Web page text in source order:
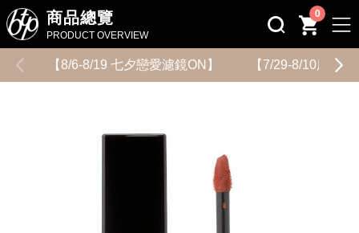
商品總覽
PRODUCT OVERVIEW
0
【8/6-8/19 七夕戀愛濾鏡ON】 【7/29-8/10用健